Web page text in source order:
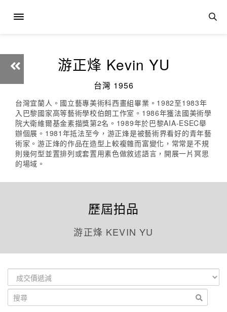
游正烽 Kevin YU
台灣 1956
台灣宜蘭人。國立藝專美術科西畫組畢業。1982至1983年
入巴黎國家高等藝術學校伯朗工作室。1986年獲法國美術學
院大衛維爾基金素描獎第2名。1989年於巴黎AIA-ESEC舉
辦個展。1981年抵法至今，游正烽是被藝術界看好的青年藝
術家。游正烽的作品在造型上較複雜而富變化，常常是不規
則幾何型並置排列或套置用素色做敘述語言，開展一片冥思
的場域。
歷屆拍品
游正烽 KEVIN YU